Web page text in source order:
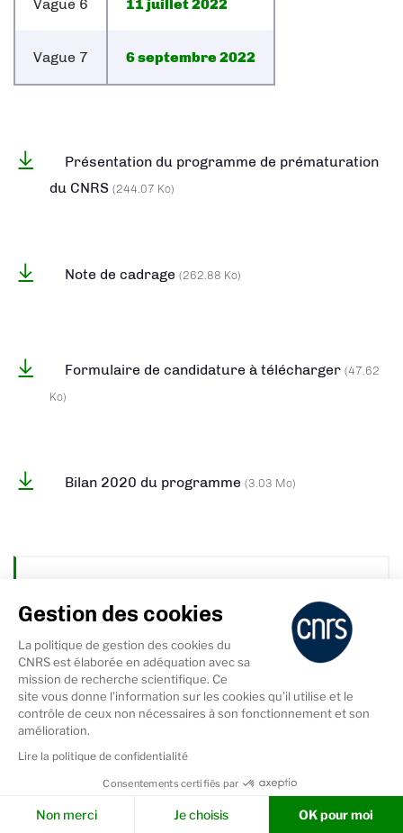
Vague 6 11 juillet 2022
Vague 7 6 septembre 2022
Présentation du programme de prématuration
du CNRS (244.07 Ko)
Note de cadrage (262.88 Ko)
Formulaire de candidature à télécharger (47.62
Ko)
Bilan 2020 du programme (3.03 Mo)
Le développement d’un capteur permet d’associer la
détection acoustique d’organismes aquatiques de
petite taille avec leur capture photographique en vue
de l’identification semi-automatique des organismes
dans le milieu naturel. Ce développement est possible
grâce aux savoir-faire combinés entre du Centre
des données acoustiques et à celui de la société
OBERON Sciences en imagerie et en électronique.
Gestion des cookies
La politique de gestion des cookies du
CNRS est élaborée en adéquation avec sa
mission de recherche scientifique. Ce
site vous donne l’information sur les cookies qu’il utilise et le
contrôle de ceux non nécessaires à son fonctionnement et son
amélioration.
Lire la politique de confidentialité
Consentements certifiés par
Non merci Je choisis OK pour moi